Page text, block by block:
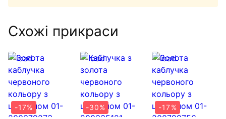
Схожі прикраси
-17%
-30%
-17%